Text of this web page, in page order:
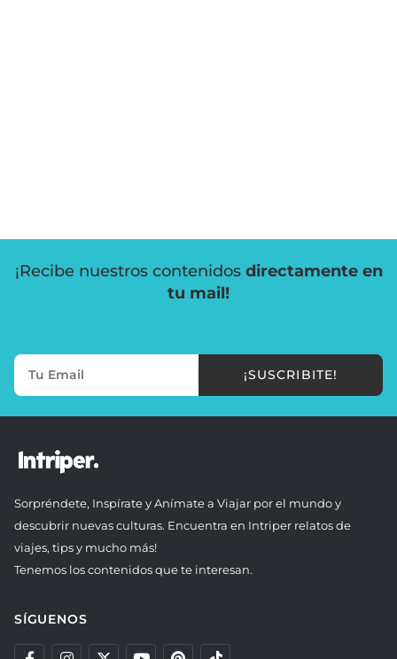
¡Recibe nuestros contenidos directamente en
tu mail!
¡SUSCRIBITE!
Sorpréndete, Inspírate y Anímate a Viajar por el mundo y
descubrir nuevas culturas. Encuentra en Intriper relatos de
viajes, tips y mucho más!
Tenemos los contenidos que te interesan.
SÍGUENOS